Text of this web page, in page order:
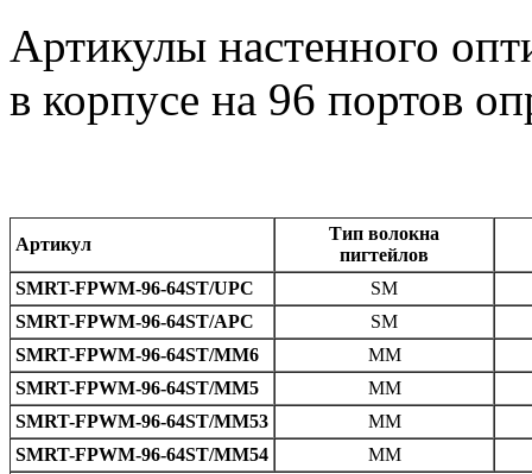
Артикулы настенного
в корпусе на 96 портов
Артикул
Тип волокна
пигтейлов
SMRT-FPWM-96-64ST/UPC
SM
SMRT-FPWM-96-64ST/APC
SM
SMRT-FPWM-96-64ST/MM6
MM
SMRT-FPWM-96-64ST/MM5
MM
SMRT-FPWM-96-64ST/MM53
MM
SMRT-FPWM-96-64ST/MM54
MM